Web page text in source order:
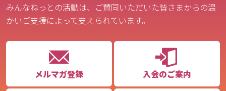
みんなねっとの活動は、ご賛同いただいた皆さまからの温
かいご支援によって支えられています。
メルマガ登録 入会のご案内